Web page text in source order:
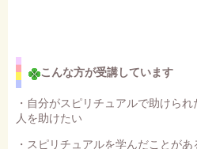
こんな方が受講しています
・自分がスピリチュアルで助けら
人を助けたい
・スピリチュアルを学んだことが